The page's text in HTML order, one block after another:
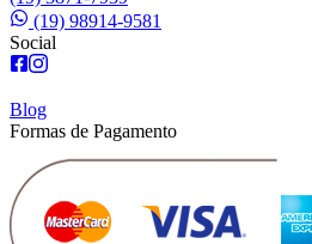
(19) 98914-9581
Social
Blog
Formas de Pagamento